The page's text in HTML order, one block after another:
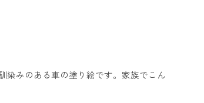
染みのある車の塗り絵です。家族でこん